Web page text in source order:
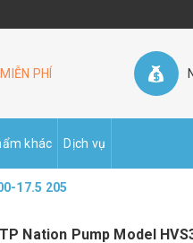
MIỄN PHÍ
khác Dịch vụ
17.5 205
Nation Pump Model